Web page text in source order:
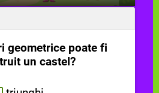
geometrice poate fi
un castel?